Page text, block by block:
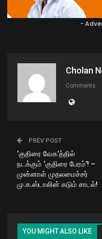
-
Cholan
Comments
PREV POST
‘குதிரை வேக’த்தில்
நடக்கும் ‘குதிரை பேரம்’! –
முன்னாள் முதலமைச்சர்
மு.க.ஸ்டாலின் கடும் சாடல்!
YOU MIGHT ALSO LIKE